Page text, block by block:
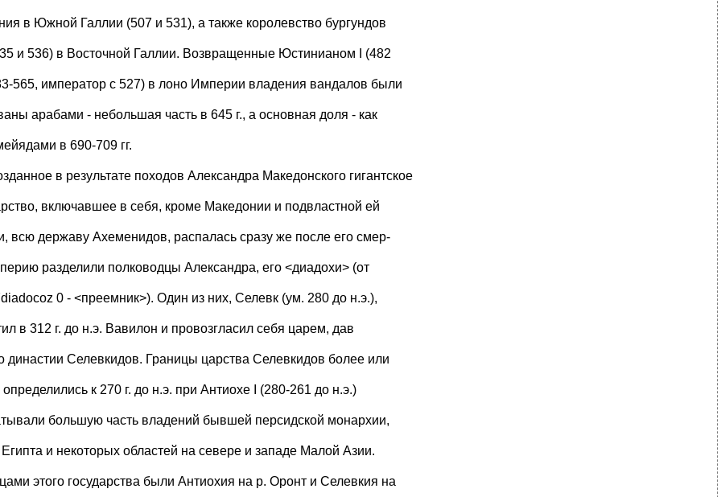
в Южной Галлии (507 и 531), а также королевство бургундов
и 536) в Восточной Галлии. Возвращенные Юстинианом I (482
565, император с 527) в лоно Империи владения вандалов были
арабами - небольшая часть в 645 г., а основная доля - как
в 690-709 гг.
в результате походов Александра Македонского гигантское
включавшее в себя, кроме Македонии и подвластной ей
всю державу Ахеменидов, распалась сразу же после его смер-
разделили полководцы Александра, его <диадохи> (от
0 - <преемник>). Один из них, Селевк (ум. 280 до н.э.),
в 312 г. до н.э. Вавилон и провозгласил себя царем, дав
династии Селевкидов. Границы царства Селевкидов более или
к 270 г. до н.э. при Антиохе I (280-261 до н.э.)
большую часть владений бывшей персидской монархии,
и некоторых областей на севере и западе Малой Азии.
этого государства были Антиохия на р. Оронт и Селевкия на